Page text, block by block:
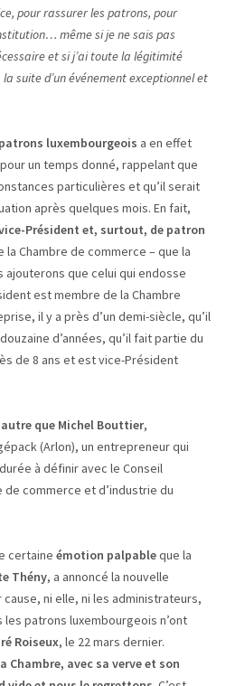
pour rassurer les patrons, pour
même si je ne sais pas
et si j’ai toute la légitimité
suite d’un événement exceptionnel et
luxembourgeois a en effet
un temps donné, rappelant que
particulières et qu’il serait
après quelques mois. En fait,
Président et, surtout, de patron
Chambre de commerce – que la
que celui qui endosse
est membre de la Chambre
il y a près d’un demi-siècle, qu’il
d’années, qu’il fait partie du
de 8 ans et est vice-Président
que Michel Bouttier,
(Arlon), un entrepreneur qui
à définir avec le Conseil
de commerce et d’industrie du
certaine émotion palpableque la
Thény, a annoncé la nouvelle
ni elle, ni les administrateurs,
patrons luxembourgeois n’ont
Roiseux, le 22 mars dernier.
Chambre, avec sa verve et son